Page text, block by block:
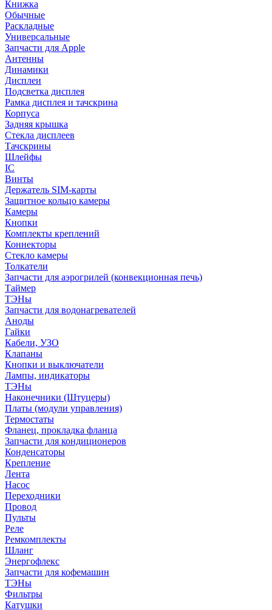
Книжка
Обычные
Раскладные
Универсальные
Запчасти для Apple
Антенны
Динамики
Дисплеи
Подсветка дисплея
Рамка дисплея и тачскрина
Корпуса
Задняя крышка
Стекла дисплеев
Тачскрины
Шлейфы
IC
Винты
Держатель SIM-карты
Защитное кольцо камеры
Камеры
Кнопки
Комплекты креплений
Коннекторы
Стекло камеры
Толкатели
Запчасти для аэрогрилей (конвекционная печь)
Таймер
ТЭНы
Запчасти для водонагревателей
Аноды
Гайки
Кабели, УЗО
Клапаны
Кнопки и выключатели
Лампы, индикаторы
ТЭНы
Наконечники (Штуцеры)
Платы (модули управления)
Термостаты
Фланец, прокладка фланца
Запчасти для кондиционеров
Конденсаторы
Крепление
Лента
Насос
Переходники
Провод
Пульты
Реле
Ремкомплекты
Шланг
Энергофлекс
Запчасти для кофемашин
ТЭНы
Фильтры
Катушки